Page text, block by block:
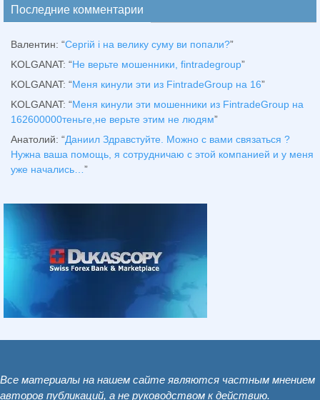
Последние комментарии
Валентин: “Сергій і на велику суму ви попали?”
KOLGANAT: “Не верьте мошенники, fintradegroup”
KOLGANAT: “Меня кинули эти из FintradeGroup на 16”
KOLGANAT: “Меня кинули эти мошенники из FintradeGroup на
162600000теньге,не верьте этим не людям”
Анатолий: “Даниил Здравстуйте. Можно с вами связаться ?
Нужна ваша помощь, я сотрудничаю с этой компанией и у меня
уже начались… ”
Все материалы на нашем сайте являются частным мнением
авторов публикаций, а не руководством к действию.